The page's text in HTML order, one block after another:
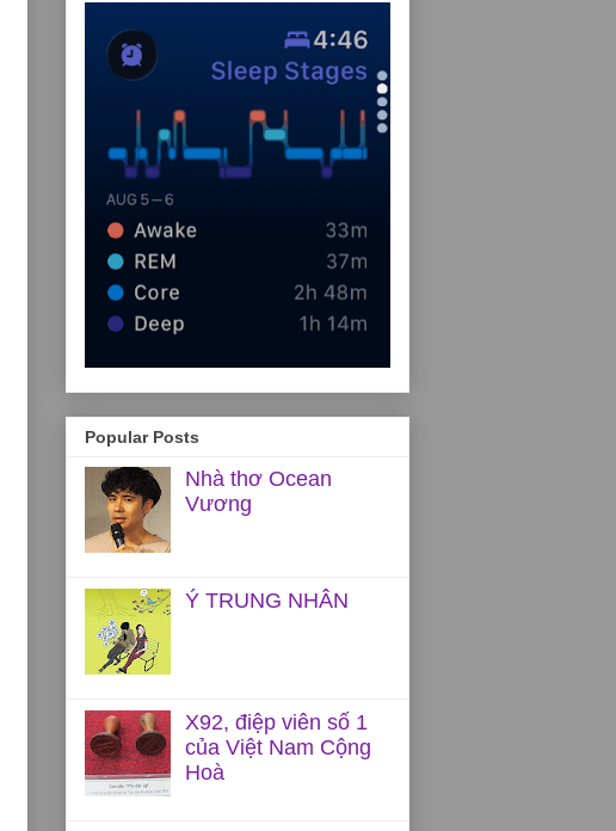
Popular Posts
Nhà thơ Ocean
Vương
Ý TRUNG NHÂN
X92, điệp viên số 1
của Việt Nam Cộng
Hoà